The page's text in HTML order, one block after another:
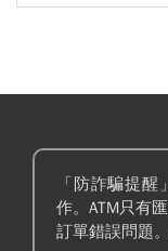
「防詐騙提
作。ATM只有
訂單錯誤問題